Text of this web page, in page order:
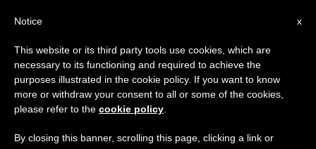
PAPA FRANCISCO
×
Aviso importante
Del 27 de julio al 7 de agosto haremos la pausa
anual, aprovechando que en el periodo de verano
se generan menos informaciones y también el
x
Notice
This website or its third party tools use cookies, which are
necessary to its functioning and required to achieve the
purposes illustrated in the cookie policy. If you want to know
more or withdraw your consent to all or some of the cookies,
please refer to the cookie policy
By closing this banner, scrolling this page, clicking a link or